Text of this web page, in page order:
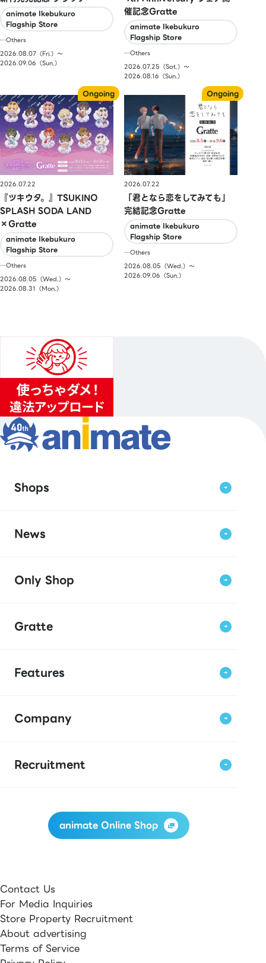
animate Ikebukuro
Flagship Store
…Others
2026.08.07（Fri.）〜
2026.09.06（Sun.）
催記念Gratte
animate Ikebukuro
Flagship Store
…Others
2026.07.25（Sat.）〜
2026.08.16（Sun.）
2026.07.22
『ツキウタ。』TSUKINO
SPLASH SODA LAND
×Gratte
animate Ikebukuro
Flagship Store
…Others
2026.08.05（Wed.）〜
2026.08.31（Mon.）
2026.07.22
「君となら恋をしてみても」
完結記念Gratte
animate Ikebukuro
Flagship Store
…Others
2026.08.05（Wed.）〜
2026.09.06（Sun.）
Shops
News
Only Shop
Gratte
Features
Company
Recruitment
animate Online Shop
Contact Us
For Media Inquiries
Store Property Recruitment
About advertising
Terms of Service